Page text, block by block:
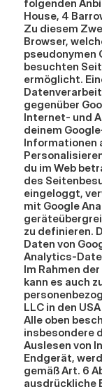
folgenden
House, 4
Zu diesem
Browser,
pseudonymen
besuchten
ermöglicht.
gegenüber
Internet- und
deinem
Informationen
du im Web
des
eingeloggt,
mit Google
zu definieren.
Daten von
Analytics-
Im Rahmen
kann es auch
LLC in den
Alle oben
insbesondere
Auslesen von
Endgerät,
gemäß Art. 6
ausdrückliche